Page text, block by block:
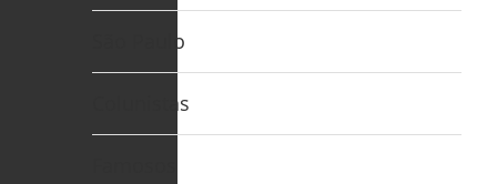
São Paulo
Colunistas